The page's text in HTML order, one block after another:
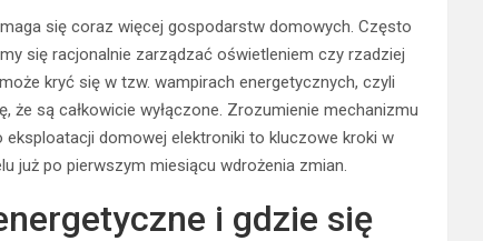
się coraz więcej gospodarstw domowych. Często
się racjonalnie zarządzać oświetleniem czy rzadziej
kryć się w tzw. wampirach energetycznych, czyli
że są całkowicie wyłączone. Zrozumienie mechanizmu
domowej elektroniki to kluczowe kroki w
już po pierwszym miesiącu wdrożenia zmian.
i gdzie się